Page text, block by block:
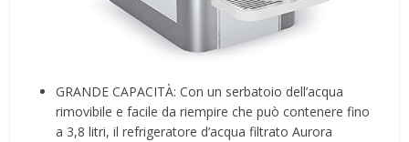
GRANDE CAPACITÀ: Con un serbatoio dell’acqua
rimovibile e facile da riempire che può contenere fino
a 3,8 litri, il refrigeratore d’acqua filtrato Aurora